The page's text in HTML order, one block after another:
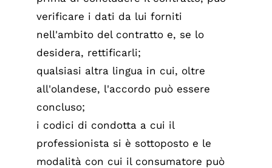
verificare i dati da lui forniti
nell'ambito del contratto e, se lo
desidera, rettificarli;
qualsiasi altra lingua in cui, oltre
all'olandese, l'accordo può essere
concluso;
i codici di condotta a cui il
professionista si è sottoposto e le
modalità con cui il consumatore può